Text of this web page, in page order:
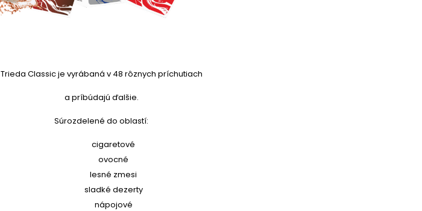
Trieda Classic je vyrábaná v 48 rôznych príchutiach
a príbúdajú ďalšie.
Súrozdelené do oblastí:
cigaretové
ovocné
lesné zmesi
sladké dezerty
nápojové